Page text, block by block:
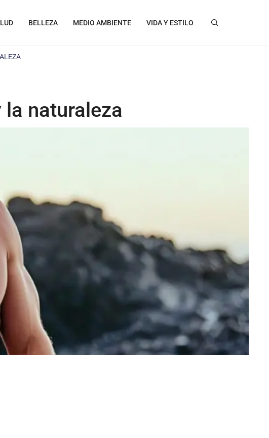
BELLEZA MEDIO AMBIENTE VIDA Y ESTILO
naturaleza